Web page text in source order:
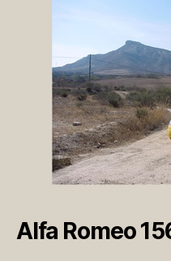
Alfa Romeo